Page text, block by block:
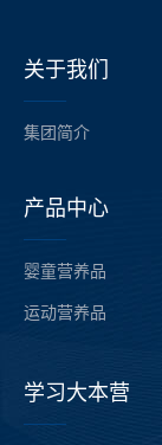
关于我们
——
集团简介
产品中心
——
婴童营养品
运动营养品
学习大本营
——